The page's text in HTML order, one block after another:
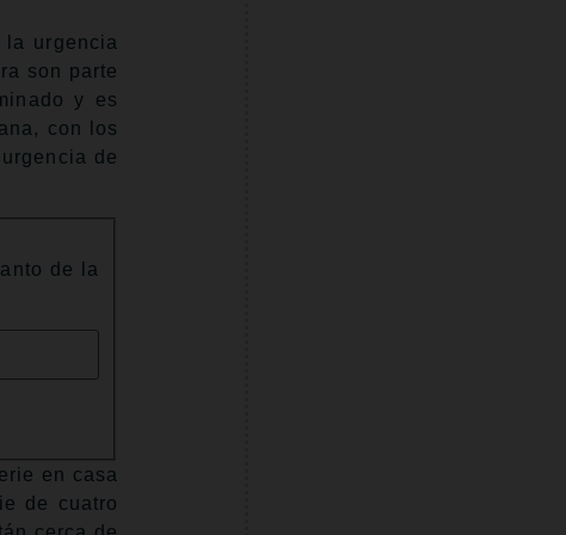
urgencia
son parte
y es
con los
de
de la
en casa
de cuatro